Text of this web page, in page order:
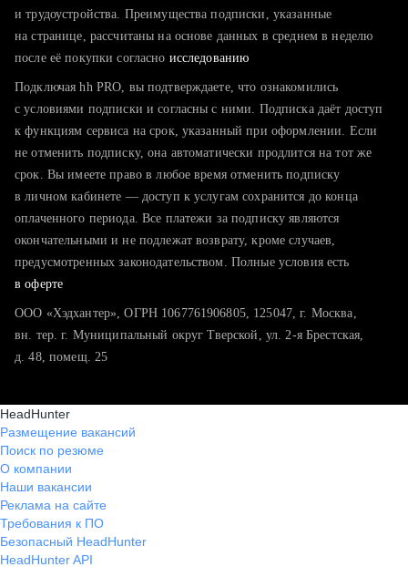
тратите много времени на поиск и вручную поднимаете
хотите сравнить себя с конкурентами и оценить шансы
и трудоустройства. Преимущества подписки, указанные
на странице, рассчитаны на основе данных в среднем в неделю
после её покупки согласно исследованию
Подключая hh PRO, вы подтверждаете, что ознакомились
с условиями подписки и согласны с ними. Подписка даёт доступ
к функциям сервиса на срок, указанный при оформлении. Если
не отменить подписку, она автоматически продлится на тот же
срок. Вы имеете право в любое время отменить подписку
в личном кабинете — доступ к услугам сохранится до конца
оплаченного периода. Все платежи за подписку являются
окончательными и не подлежат возврату, кроме случаев,
предусмотренных законодательством. Полные условия есть
в оферте
ООО «Хэдхантер», ОГРН 1067761906805, 125047, г. Москва,
вн. тер. г. Муниципальный округ Тверской, ул. 2-я Брестская,
д. 48, помещ. 25
HeadHunter
Размещение вакансий
Поиск по резюме
О компании
Наши вакансии
Реклама на сайте
Требования к ПО
Безопасный HeadHunter
HeadHunter API